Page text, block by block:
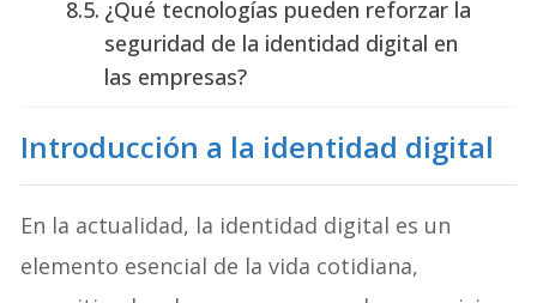
¿Qué tecnologías pueden reforzar la
seguridad de la identidad digital en
las empresas?
Introducción a la identidad digital
En la actualidad, la identidad digital es un
elemento esencial de la vida cotidiana,